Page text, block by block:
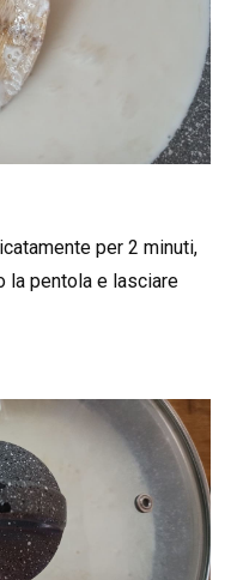
per 2 minuti,
la pentola e lasciare